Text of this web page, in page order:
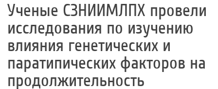
Ученые СЗНИИМЛПХ провели
исследования по изучению
влияния генетических и
паратипических факторов на
продолжительность